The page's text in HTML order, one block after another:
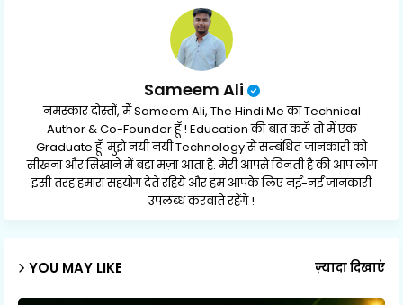
Sameem Ali
नमस्कार दोस्तों, मैं Sameem Ali, The Hindi Me का Technical
Author & Co-Founder हूँ ! Education की बात करूँ तो मैं एक
Graduate हूँ. मुझे नयी नयी Technology से सम्बंधित जानकारी को
सीखना और सिखाने में बड़ा मज़ा आता है. मेरी आपसे विनती है की आप लोग
इसी तरह हमारा सहयोग देते रहिये और हम आपके लिए नईं-नईं जानकारी
उपलब्ध करवाते रहेंगे !
YOU MAY LIKE ज़्यादा दिखाएं